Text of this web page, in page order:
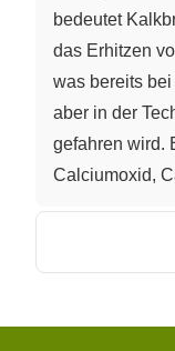
bedeutet
das Erhitzen
was bereits
aber in der
gefahren wird.
Calciumoxid,
hergestellt.
Prozesskette